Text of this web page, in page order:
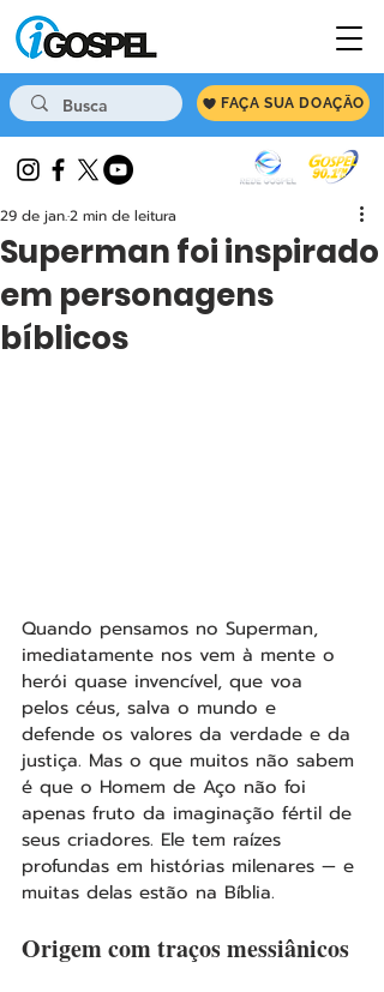
FAÇA SUA DOAÇÃO
Superman foi inspirado
em personagens
bíblicos
29 de jan.2 min de leitura
Quando pensamos no Superman,
imediatamente nos vem à mente o
herói quase invencível, que voa
pelos céus, salva o mundo e
defende os valores da verdade e da
justiça. Mas o que muitos não sabem
é que o Homem de Aço não foi
apenas fruto da imaginação fértil de
seus criadores. Ele tem raízes
profundas em histórias milenares — e
muitas delas estão na Bíblia.
Origem com traços messiânicos